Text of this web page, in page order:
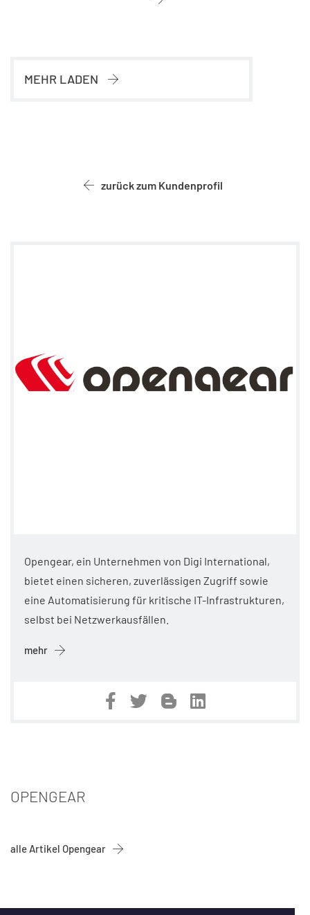
MEHR LADEN
zurück zum Kundenprofil
Opengear, ein Unternehmen von Digi International,
bietet einen sicheren, zuverlässigen Zugriff sowie
eine Automatisierung für kritische IT-Infrastrukturen,
selbst bei Netzwerkausfällen.
mehr
OPENGEAR
alle Artikel Opengear